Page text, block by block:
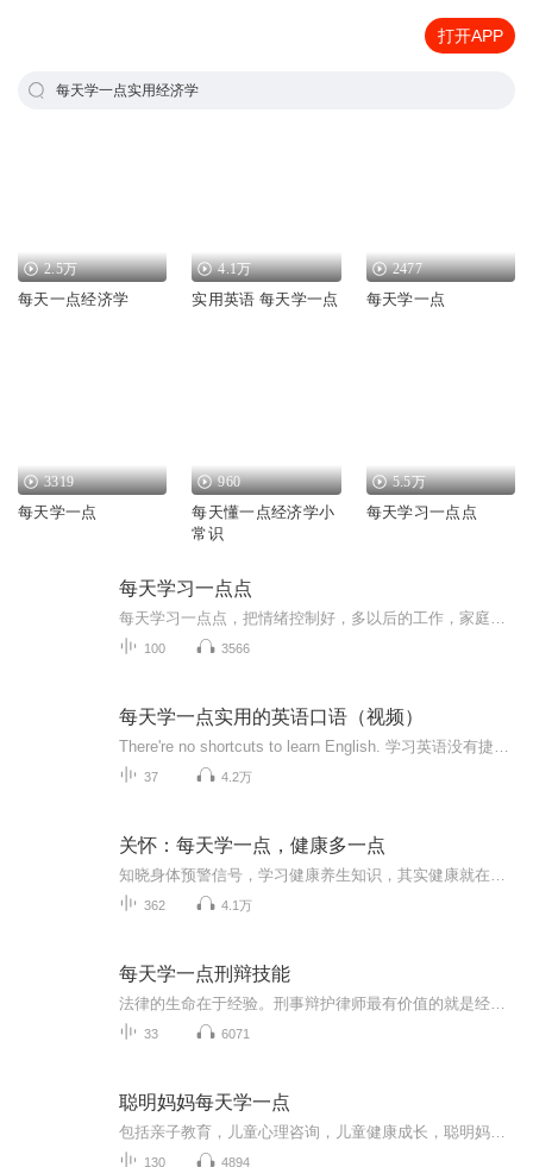
打开APP
每天学一点实用经济学
2.5万
每天一点经济学
4.1万
实用英语 每天学一点
2477
每天学一点
3319
每天学一点
960
每天懂一点经济学小
常识
5.5万
每天学习一点点
每天学习一点点
100 3566
每天学一点实用的英语口语（视频）
37 4.2万
关怀：每天学一点，健康多一点
362 4.1万
每天学一点刑辩技能
33 6071
聪明妈妈每天学一点
130 4894